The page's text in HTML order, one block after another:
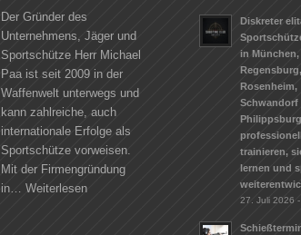
Der Gründer des
Unternehmens, Jäger und
Sportschütze Herr Michael
Paa ist seit 2009 in der
Waffenwelt unterwegs und
kann zahlreiche, auch
internationale Erfolge als
Sportschütze vorweisen.
Mit der Firmengründung
in… Weiterlesen
Diskreter
in München,
Regensburg,
Rosenheim,
Schwandorf
trainieren,
lernen und
27. Juli 2026